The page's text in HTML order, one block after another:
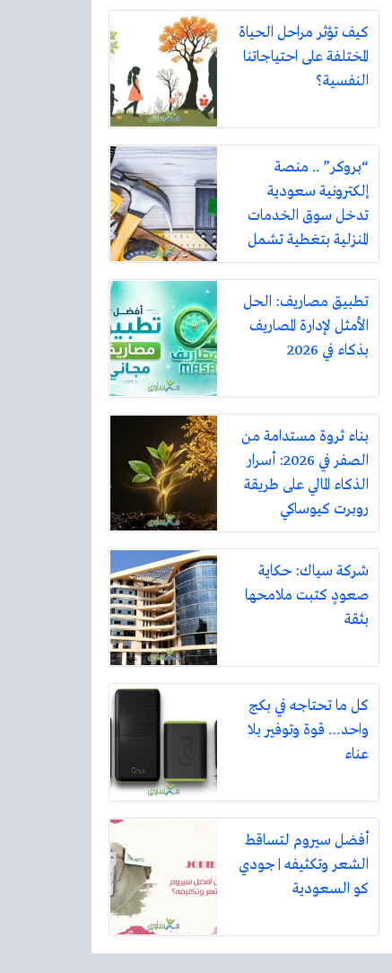
كيف تؤثر مراحل الحياة
المختلفة على احتياجاتنا
النفسية؟
“بروكر” .. منصة
إلكترونية سعودية
تدخل سوق الخدمات
المنزلية بتغطية تشمل
أكثر من ثلاثين مدينة
تطبيق مصاريف: الحل
الأمثل لإدارة المصاريف
بذكاء في 2026
بناء ثروة مستدامة من
الصفر في 2026: أسرار
الذكاء المالي على طريقة
روبرت كيوساكي
شركة سياك: حكاية
صعودٍ كتبت ملامحها
بثقة
كل ما تحتاجه في بكج
واحد… قوة وتوفير بلا
عناء
أفضل سيروم لتساقط
الشعر وتكثيفه | جودي
كو السعودية